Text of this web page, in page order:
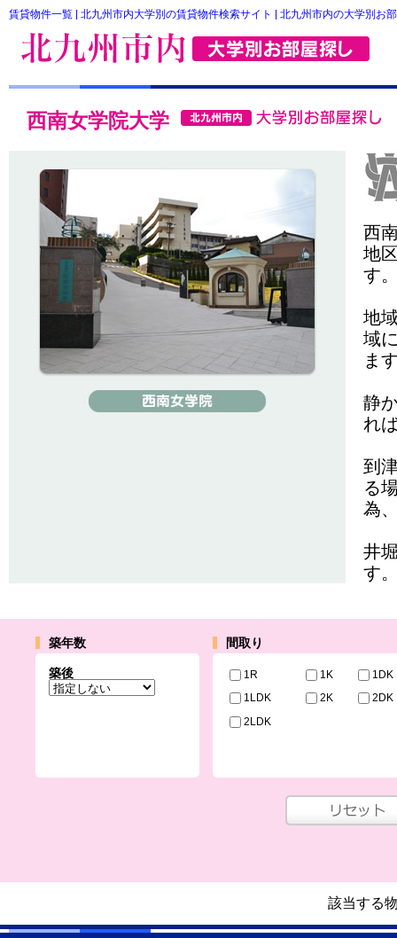
賃貸物件一覧 | 北九州市内大学別の賃貸物件検索サイト | 北九州市内の大学別お
西南女学院大学
西
地
す
地
域
ま
静
れ
到
る
為
井
す
築年数
築後
間取り
1R 1K
1DK
1LDK
2K
2DK
2LDK
該当する